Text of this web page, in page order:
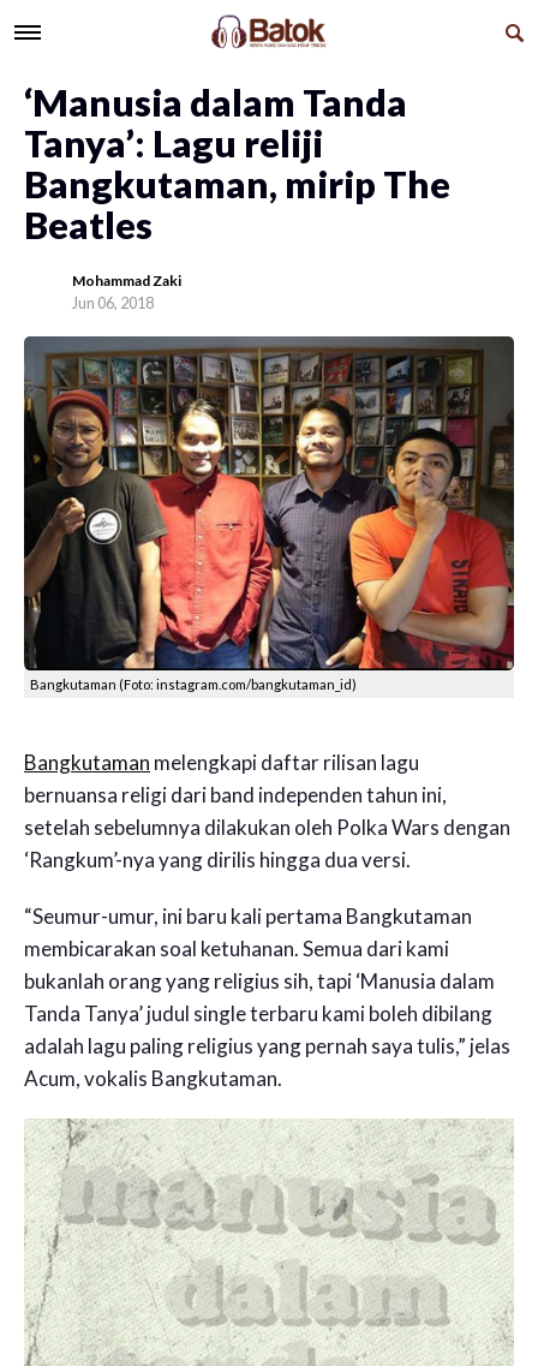
‘Manusia dalam Tanda
Tanya’: Lagu reliji
Bangkutaman, mirip The
Beatles
Mohammad Zaki
Jun 06, 2018
Bangkutaman (Foto: instagram.com/bangkutaman_id)
Bangkutaman melengkapi daftar rilisan lagu
bernuansa religi dari band independen tahun ini,
setelah sebelumnya dilakukan oleh Polka Wars dengan
‘Rangkum’-nya yang dirilis hingga dua versi.
“Seumur-umur, ini baru kali pertama Bangkutaman
membicarakan soal ketuhanan. Semua dari kami
bukanlah orang yang religius sih, tapi ‘Manusia dalam
Tanda Tanya’ judul single terbaru kami boleh dibilang
adalah lagu paling religius yang pernah saya tulis,” jelas
Acum, vokalis Bangkutaman.